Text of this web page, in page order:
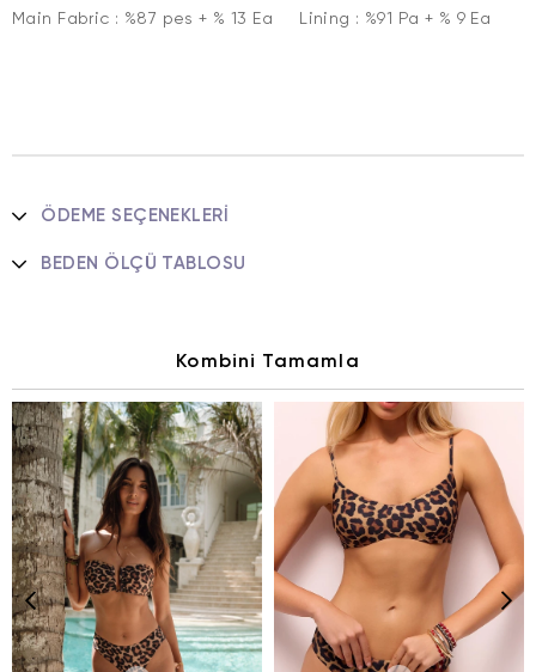
Main Fabric : %87 pes + % 13 Ea Lining : %91 Pa + % 9 Ea
ÖDEME SEÇENEKLERI
BEDEN ÖLÇÜ TABLOSU
Kombini Tamamla